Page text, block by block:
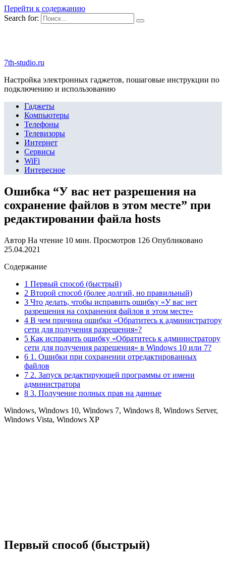
Перейти к содержанию
Search for:
7th-studio.ru
Настройка электронных гаджетов, пошаговые инструкции по
подключению и использованию
Гаджеты
Компьютеры
Телефоны
Телевизоры
Интернет
Сервисы
WiFi
Интересное
Ошибка “У вас нет разрешения на
сохранение файлов в этом месте” при
редактировании файла hosts
Автор На чтение 10 мин. Просмотров 126 Опубликовано
25.04.2021
Содержание
1 Первый способ (быстрый)
2 Второй способ (более долгий, но правильный)
3 Что делать, чтобы исправить ошибку «У вас нет
разрешения на сохранения файлов в этом месте»
4 В чем причина ошибки «Обратитесь к администратору
сети для получения разрешения»?
5 Как исправить ошибку «Обратитесь к администратору
сети для получения разрешения» в Windows 10 или 7?
6 1. Ошибки при сохранении отредактированных
файлов
7 2. Запуск редактирующей программы от имени
администратора
8 3. Получение полных прав на данные
Windows, Windows 10, Windows 7, Windows 8, Windows Server,
Windows Vista, Windows XP
Первый способ (быстрый)